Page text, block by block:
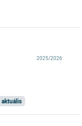
2025/2026
aktuális